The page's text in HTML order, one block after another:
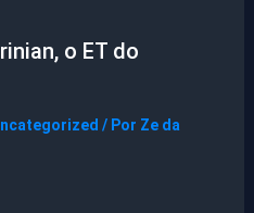
o ET do
/ Por Ze da